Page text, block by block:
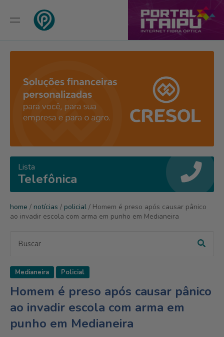
Lista
Telefônica
home / notícias / policial / Homem é preso após causar pânico
ao invadir escola com arma em punho em Medianeira
Medianeira Policial
Homem é preso após causar pânico
ao invadir escola com arma em
punho em Medianeira